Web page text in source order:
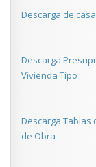
Descarga de
Descarga
Vivienda Tipo
Descarga Tablas
de Obra